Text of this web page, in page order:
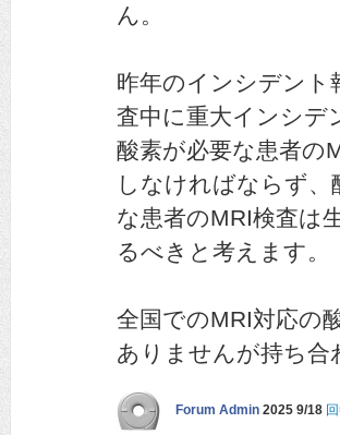
ん。
昨年のインシデント
査中に重大インシデ
酸素が必要な患者の
しなければならず
な患者のMRI検査は
るべきと考えます。
全国でのMRI対応の
ありませんが持ち
Forum Admin 2025 9/18